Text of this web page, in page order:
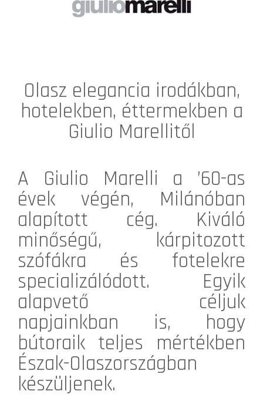
Olasz elegancia irodákban,
hotelekben, éttermekben a
Giulio Marellitől
A Giulio Marelli a ’60-as
évek végén, Milánóban
alapított cég. Kiváló
minőségű, kárpitozott
szófákra és fotelekre
specializálódott. Egyik
alapvető céljuk
napjainkban is, hogy
bútoraik teljes mértékben
Észak-Olaszországban
készüljenek.